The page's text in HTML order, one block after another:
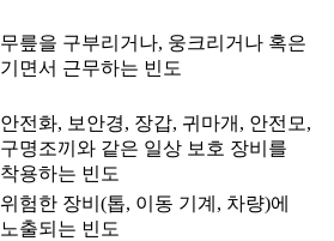
무릎을 구부리거나, 웅크리거나 혹은
기면서 근무하는 빈도
안전화, 보안경, 장갑, 귀마개, 안전모,
구명조끼와 같은 일상 보호 장비를
착용하는 빈도
위험한 장비(톱, 이동 기계, 차량)에
노출되는 빈도